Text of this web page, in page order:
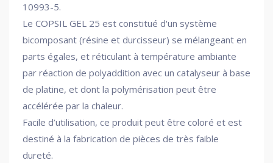
10993-5.
Le COPSIL GEL 25 est constitué d'un système
bicomposant (résine et durcisseur) se mélangeant en
parts égales, et réticulant à température ambiante
par réaction de polyaddition avec un catalyseur à base
de platine, et dont la polymérisation peut être
accélérée par la chaleur.
Facile d’utilisation, ce produit peut être coloré et est
destiné à la fabrication de pièces de très faible
dureté.